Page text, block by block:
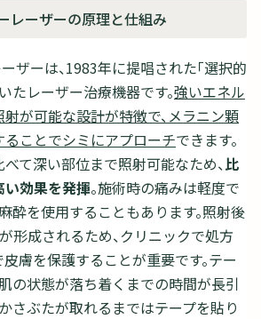
レーザーの原理と仕組み
ザーは、1983年に提唱された「選択的
たレーザー治療機器です。強いエネル
が可能な設計が特徴で、メラニン顆
ことでシミにアプローチできます。
て深い部位まで照射可能なため、比
効果を発揮。施術時の痛みは軽度で
酔を使用することもあります。照射後
形成されるため、クリニックで処方
膚を保護することが重要です。テー
の状態が落ち着くまでの時間が長引
さぶたが取れるまではテープを貼り